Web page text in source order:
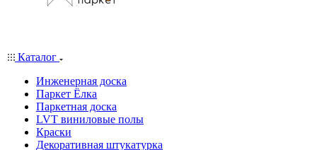
Каталог
Инженерная доска
Паркет Ёлка
Паркетная доска
LVT виниловые полы
Краски
Декоративная штукатурка